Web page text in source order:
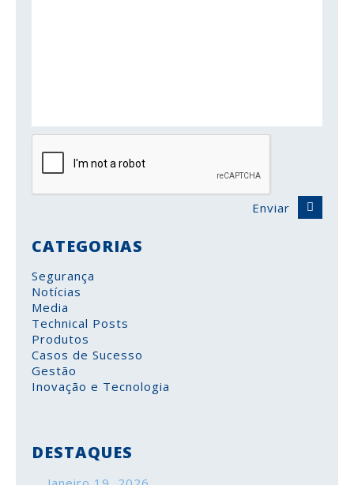
Enviar
CATEGORIAS
Segurança
Notícias
Media
Technical Posts
Produtos
Casos de Sucesso
Gestão
Inovação e Tecnologia
DESTAQUES